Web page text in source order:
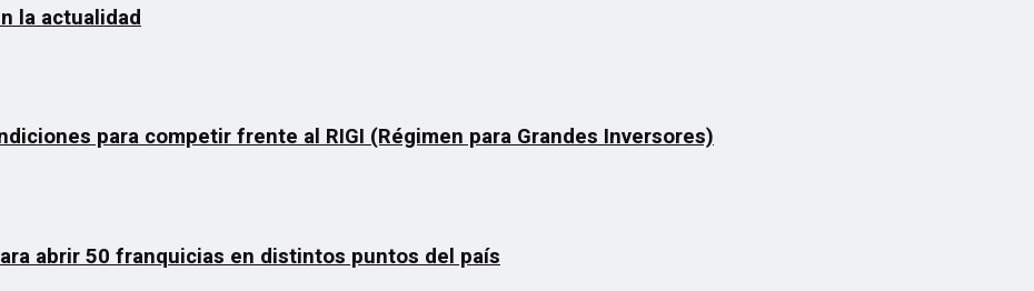
la actualidad
para competir frente al RIGI (Régimen para Grandes Inversores)
abrir 50 franquicias en distintos puntos del país